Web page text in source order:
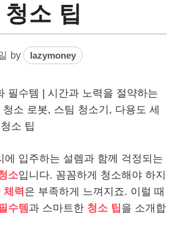
소 팁
by lazymoney
필수템 | 시간과 노력을 절약하는
소 로봇, 스팀 청소기, 다용도 세
소 팁
에 입주하는 설렘과 함께 걱정되는
소입니다. 꼼꼼하게 청소해야 하지
체력 은 부족하게 느껴지죠. 이럴 때
수템 과 스마트한 청소 팁을 소개합